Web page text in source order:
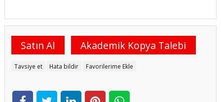
Satın Al Akademik Kopya Talebi
Tavsiye et Hata bildir Favorilerime Ekle